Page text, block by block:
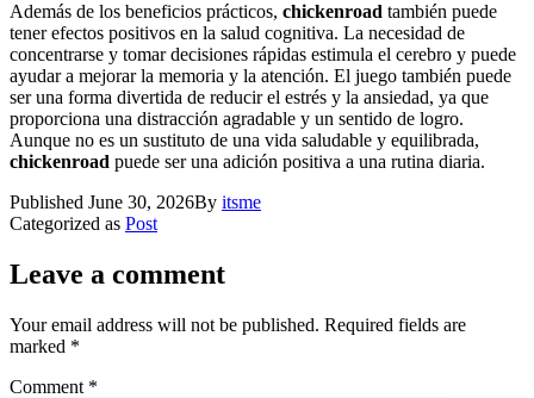
Además de los beneficios prácticos, chickenroad también puede
tener efectos positivos en la salud cognitiva. La necesidad de
concentrarse y tomar decisiones rápidas estimula el cerebro y puede
ayudar a mejorar la memoria y la atención. El juego también puede
ser una forma divertida de reducir el estrés y la ansiedad, ya que
proporciona una distracción agradable y un sentido de logro.
Aunque no es un sustituto de una vida saludable y equilibrada,
chickenroad puede ser una adición positiva a una rutina diaria.
Published June 30, 2026By itsme
Categorized as Post
Leave a comment
Your email address will not be published. Required fields are
marked *
Comment *